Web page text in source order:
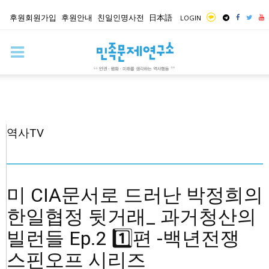
후원회원가입 후원안내 친일인명사전 日本語 LOGIN
역사TV
미 CIA문서로 드러난 박정희의
한일협정 뒷거래_ 과거청산의
빌런들 Ep.2 1️⃣편 -백년전쟁
스핀오프 시리즈